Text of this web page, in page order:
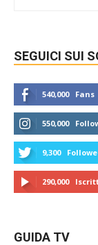
SEGUICI SUI
540,000 Fans
550,000
9,300
290,000
GUIDA TV